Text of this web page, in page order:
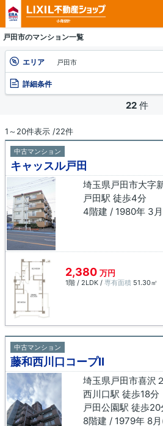
戸田市のマンション一覧
エリア 戸田市
詳細条件
22 件
1～20件表示 /22件
中古マンション
キャッスル戸田
埼玉県戸田市大字
戸田駅 徒歩4分
4階建 / 1980年 3
2,380 万円
1階 / 2LDK / 専有面積 51.30㎡
中古マンション
藤和西川口コープⅡ
埼玉県戸田市喜沢
西川口駅 徒歩18分
戸田公園駅 徒歩20
8階建 / 1979年 8